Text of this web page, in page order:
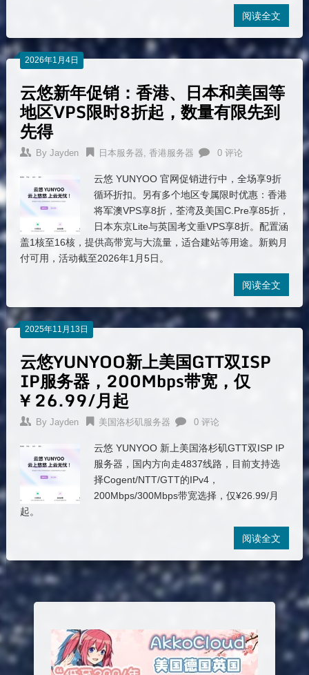
阅读全文
2026年1月4日
云悠新年促销：香港、日本和美国等
地区VPS限时8折起，数量有限先到
先得
By Jayden 日本服务器, 香港服务器 0 评论
云悠 YUNYOO 官网促销进行中，全场享9折
循环折扣。另有多个地区专属限时优惠：香港
将军澳VPS享8折，荃湾及美国C.Pre享85折，
日本东京Lite与英国考文垂VPS享8折。配置涵
盖1核至16核，提供高带宽与大流量，适合建站等用途。新购月
付可用，活动截至2026年1月5日。
阅读全文
2025年11月13日
云悠YUNYOO新上美国GTT双ISP
IP服务器，200Mbps带宽，仅
¥ 26.99/月起
By Jayden 美国洛杉矶服务器 0 评论
云悠 YUNYOO 新上美国洛杉矶GTT双ISP IP
服务器，国内方向走4837线路，目前支持选
择Cogent/NTT/GTT的IPv4，
200Mbps/300Mbps带宽选择，仅¥26.99/月
起。
阅读全文